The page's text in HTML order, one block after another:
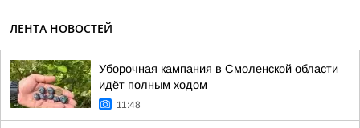
ЛЕНТА НОВОСТЕЙ
Уборочная кампания в Смоленской области
идёт полным ходом
11:48